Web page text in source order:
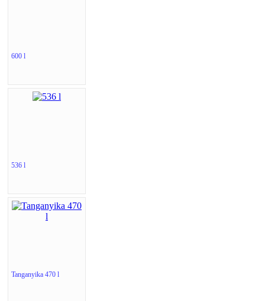
600 l
536 l
Tanganyika 470 l